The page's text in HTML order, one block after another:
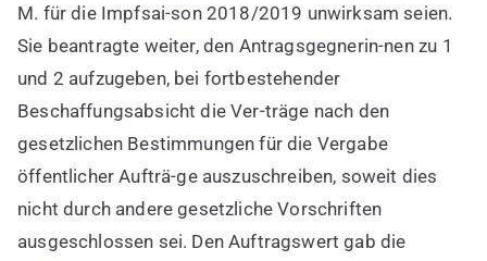
M. für die Impfsai-son 2018/2019 unwirksam seien.
Sie beantragte weiter, den Antragsgegnerin-nen zu 1
und 2 aufzugeben, bei fortbestehender
Beschaffungsabsicht die Ver-träge nach den
gesetzlichen Bestimmungen für die Vergabe
öffentlicher Aufträ-ge auszuschreiben, soweit dies
nicht durch andere gesetzliche Vorschriften
ausgeschlossen sei. Den Auftragswert gab die